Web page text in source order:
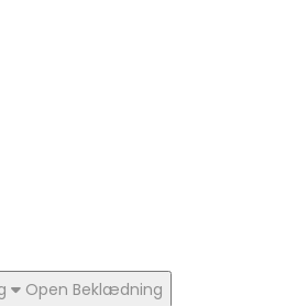
Open Beklædning